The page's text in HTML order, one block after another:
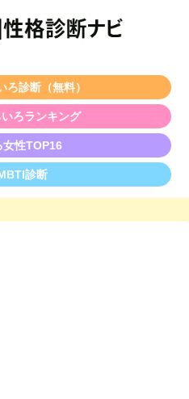
ろ診断（無料）
ろランキング
女性TOP16
診断